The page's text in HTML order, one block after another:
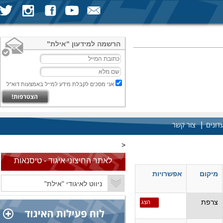
הרשמה למידעון "אילת"
אני מסכים לקבלת מידע למייל באמצעות דוא"ל
| צור קשר
מיקום אפשרויות
צרפת הצג
<
לאתר החיצוני איגוד - טיסנאות